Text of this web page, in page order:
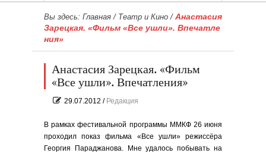
Вы здесь: Главная / Театр и Кино / Анастасия
Зарецкая. «Фильм «Все ушли». Впечатле
ния»
Анастасия Зарецкая. «Фильм
«Все ушли». Впечатления»
29.07.2012 / Редакция
В рамках фестивальной программы ММКФ 26 июня
проходил показ фильма «Все ушли» режиссёра
Георгия Параджанова. Мне удалось побывать на